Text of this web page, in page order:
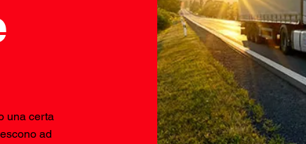
una certa
ad